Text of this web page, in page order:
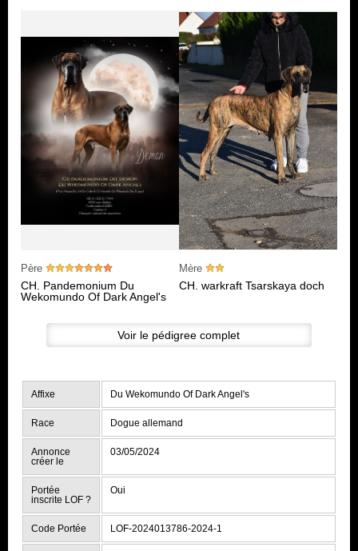
Père
CH. Pandemonium Du
Wekomundo Of Dark Angel's
Mère
CH. warkraft Tsarskaya doch
Voir le pédigree complet
Affixe Du Wekomundo Of Dark Angel's
Race Dogue allemand
Annonce
créer le
03/05/2024
Portée
inscrite LOF ?
Oui
Code Portée LOF-2024013786-2024-1